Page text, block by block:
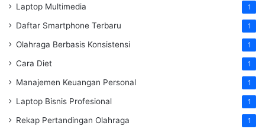
Laptop Multimedia 1
Daftar Smartphone Terbaru 1
Olahraga Berbasis Konsistensi 1
Cara Diet 1
Manajemen Keuangan Personal 1
Laptop Bisnis Profesional 1
Rekap Pertandingan Olahraga 1